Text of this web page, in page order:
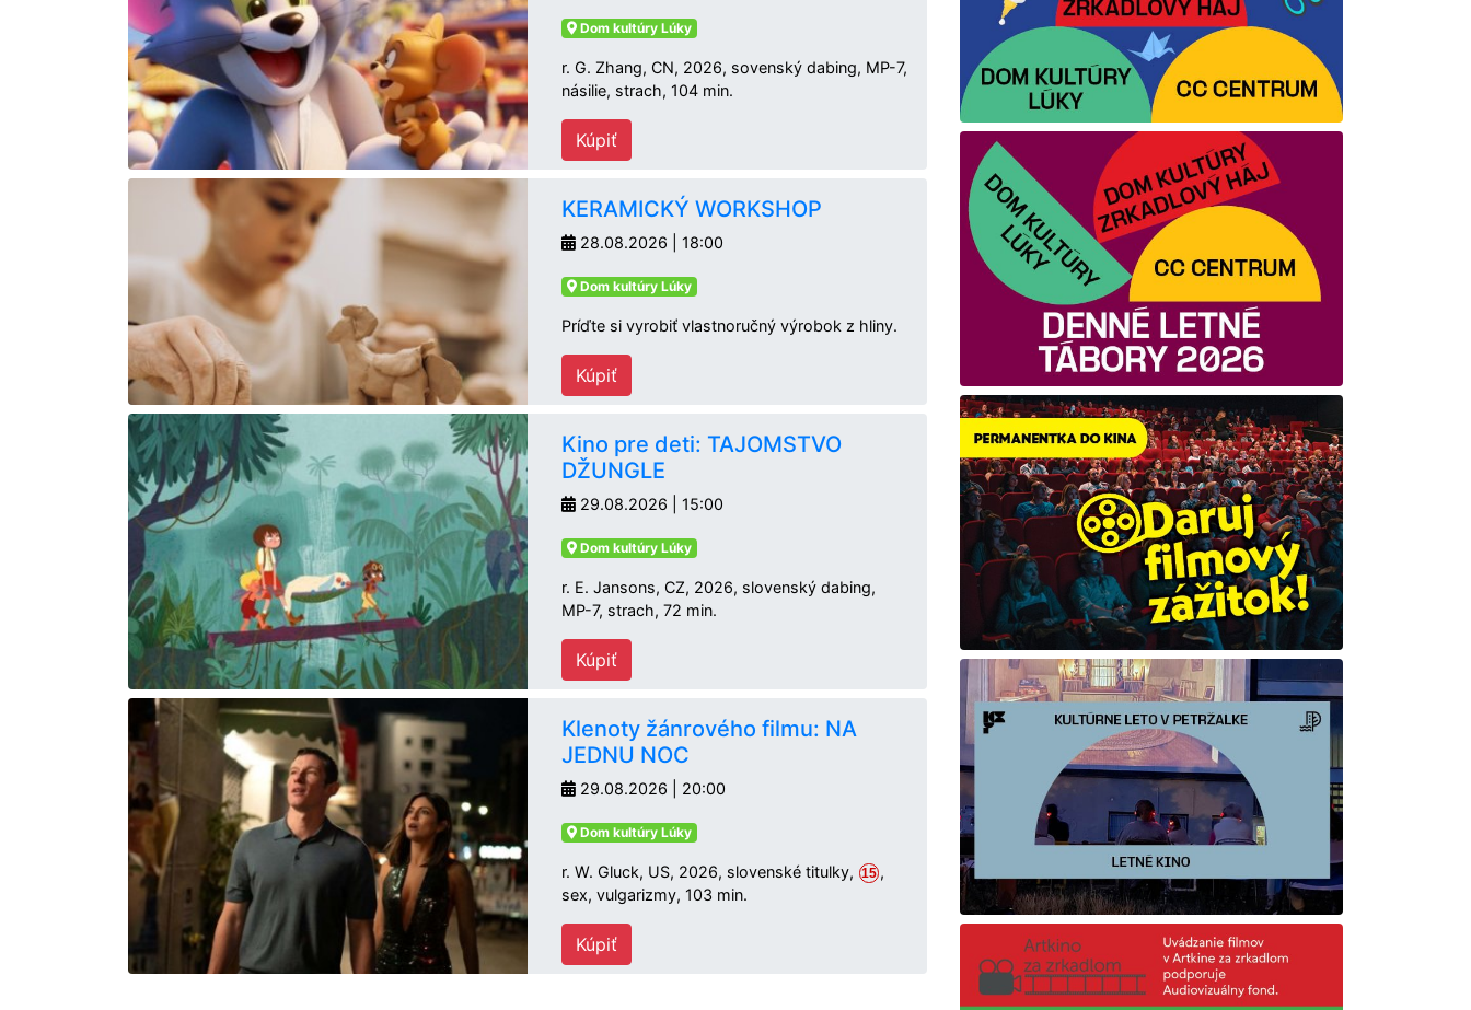
Dom kultúry Lúky
r. G. Zhang, CN, 2026, sovenský dabing, MP-7,
násilie, strach, 104 min.
Kúpiť
KERAMICKÝ WORKSHOP
28.08.2026 | 18:00
Dom kultúry Lúky
Príďte si vyrobiť vlastnoručný výrobok z hliny.
Kúpiť
Kino pre deti: TAJOMSTVO
DŽUNGLE
29.08.2026 | 15:00
Dom kultúry Lúky
r. E. Jansons, CZ, 2026, slovenský dabing,
MP-7, strach, 72 min.
Kúpiť
Klenoty žánrového filmu: NA
JEDNU NOC
29.08.2026 | 20:00
Dom kultúry Lúky
r. W. Gluck, US, 2026, slovenské titulky, 15 ,
sex, vulgarizmy, 103 min.
Kúpiť